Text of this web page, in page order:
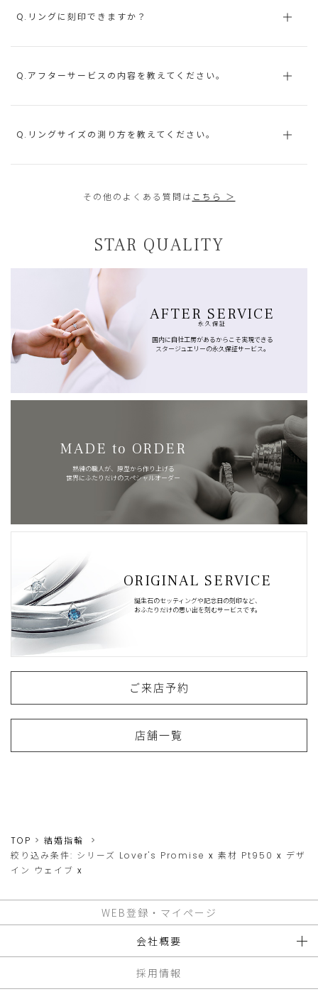
Q.リングに刻印できますか？
Q.アフターサービスの内容を教えてください。
Q.リングサイズの測り方を教えてください。
その他のよくある質問は こちら ＞
STAR QUALITY
AFTER SERVICE
永久保証
国内に自社工房があるからこそ実現できる
スタージュエリーの永久保証サービス。
MADE to ORDER
熟練の職人が、原型から作り上げる
世界にふたりだけのスペシャルオーダー
ORIGINAL SERVICE
誕生石のセッティングや記念日の刻印など、
おふたりだけの思い出を刻むサービスです。
ご来店予約
店舗一覧
TOP
結婚指輪
絞り込み条件: シリーズ Lover's Promise x 素材 Pt950 x デザ
イン ウェイブ x
WEB登録・マイページ
会社概要
採用情報